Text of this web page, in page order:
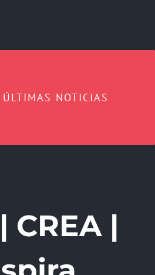
NOTICIAS
CREA |